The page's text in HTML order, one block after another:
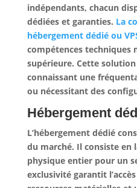
indépendants, chacun
dédiées et garanties. La
hébergement dédié ou
compétences
supérieure. Cette solution
connaissant une
ou nécessitant des
Hébergement
L’hébergement dédié
du marché. Il consiste en
physique entier pour un
exclusivité garantit